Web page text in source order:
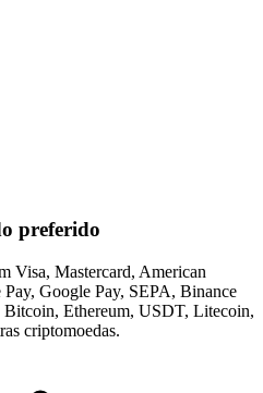
preferido
Visa, Mastercard, American
Google Pay, SEPA, Binance
Ethereum, USDT, Litecoin,
criptomoedas.